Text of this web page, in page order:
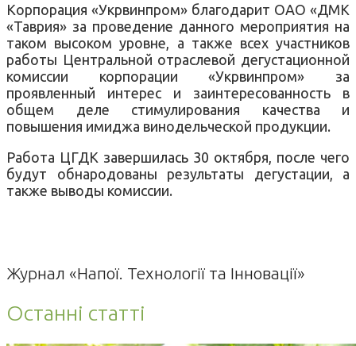
Корпорация «Укрвинпром» благодарит ОАО « ДМК
«Таврия» за проведение данного мероприятия на
таком высоком уровне
а также всех участников
работы Центральной отраслевой дегустационной
комиссии
корпорации «Укрвинпром»
за
проявленный
интерес и заинтересованность
в
общем деле
стимулирования качества
и
повышения имиджа винодельческой продукции.
Работа ЦГДК завершилась 30 октября после чего
будут
обнародованы результаты дегустации
а
также выводы комиссии.
Журнал «Напої. Технології та Інновації»
Останні статті